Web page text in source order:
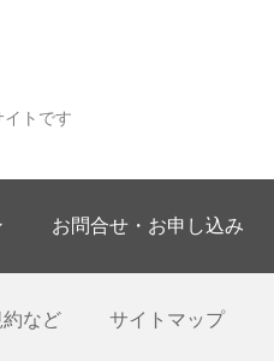
トです
お問合せ・お申し込み
など サイトマップ